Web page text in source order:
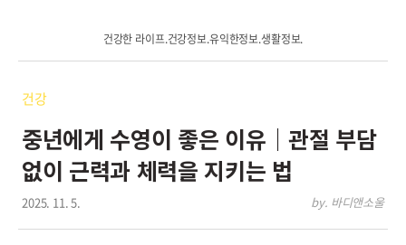
건강한 라이프.건강정보.유익한정보.생활정보.
건강
중년에게 수영이 좋은 이유｜관절 부담
없이 근력과 체력을 지키는 법
2025. 11. 5. by. 바디앤소울